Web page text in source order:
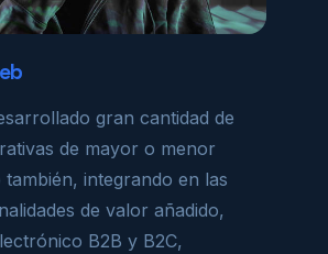
gran cantidad de
de mayor o menor
integrando en las
de valor añadido,
B2B y B2C,